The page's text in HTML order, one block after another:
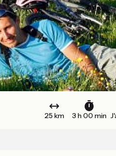
25 km 3 h 00 min